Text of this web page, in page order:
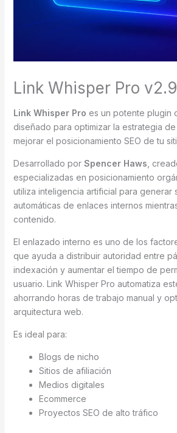
Link Whisper Pro
Link Whisper Pro es un potente plugin
diseñado para optimizar la estrategia
mejorar el posicionamiento SEO de tu
Desarrollado por Spencer Haws ,
especializadas en posicionamiento
utiliza inteligencia artificial para generar
automáticas de enlaces internos
contenido.
El enlazado interno es uno de los
que ayuda a distribuir autoridad entre
indexación y aumentar el tiempo de
usuario. Link Whisper Pro automatiza
ahorrando horas de trabajo manual y
arquitectura web.
Es ideal para:
Blogs de nicho
Sitios de afiliación
Medios digitales
Ecommerce
Proyectos SEO de alto tráfico